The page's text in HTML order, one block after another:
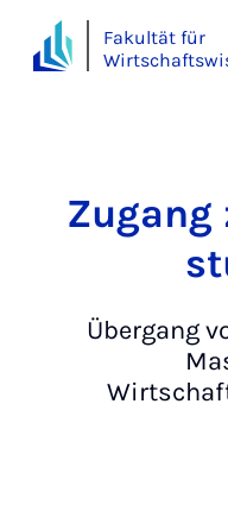
Fakultät für
Übergang